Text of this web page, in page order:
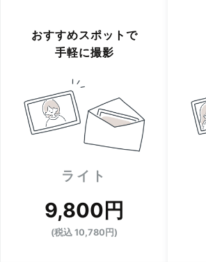
おすすめスポットで
手軽に撮影
ライト
9,800円
(税込 10,780円)